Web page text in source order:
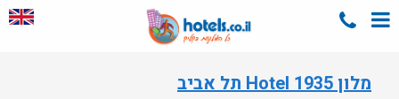
מלון Hotel 1935 תל אביב